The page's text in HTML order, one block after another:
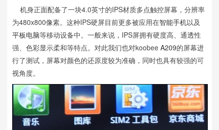
机身正面配备了一块4.0英寸的IPS材质多点触控屏幕，分辨率
为480x800像素。这种IPS硬屏目前更多被应用在智能手机以及
平板电脑等移动设备中。一般来说，IPS屏拥有硬度高、通透性
强、色彩显示柔和等特点。对此我们也对koobee A209的屏幕进
行了测试，屏幕对颜色的还原度较为准确，同时也具有较强的可
视角度。